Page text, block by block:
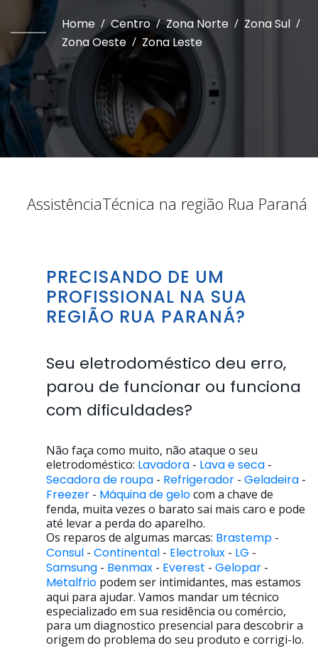
Home / Centro / Zona Norte / Zona Sul /
Zona Oeste / Zona Leste
AssistênciaTécnica na região Rua Paraná
PRECISANDO DE UM
PROFISSIONAL NA SUA
REGIÃO RUA PARANÁ?
Seu eletrodoméstico deu erro,
parou de funcionar ou funciona
com dificuldades?
Não faça como muito, não ataque o seu
eletrodoméstico: Lavadora - Lava e seca -
Secadora de roupa - Refrigerador - Geladeira -
Freezer - Máquina de gelocom a chave de
fenda, muita vezes o barato sai mais caro e pode
até levar a perda do aparelho.
Os reparos de algumas marcas: Brastemp -
Consul - Continental - Electrolux - LG -
Samsung - Benmax - Everest - Gelopar -
Metalfrio podem ser intimidantes, mas estamos
aqui para ajudar. Vamos mandar um técnico
especializado em sua residência ou comércio,
para um diagnostico presencial para descobrir a
origem do problema do seu produto e corrigi-lo.